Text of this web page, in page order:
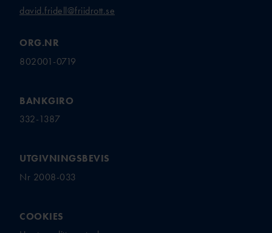
david.fridell@friidrott.se
ORG.NR
802001-0719
BANKGIRO
332-1387
UTGIVNINGSBEVIS
Nr 2008-033
COOKIES